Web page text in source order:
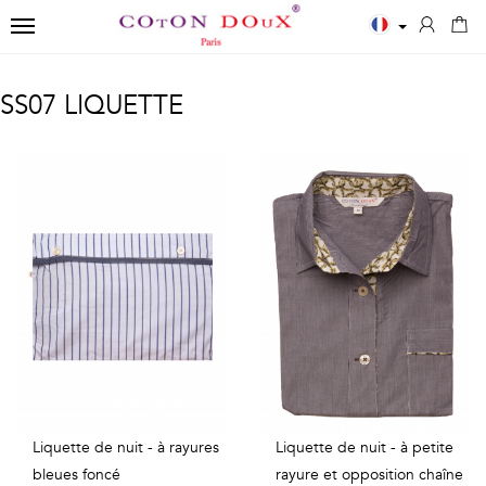
Fermer
TOGGLE NAVIGATION
Chemises
Chemises
Chemises
blanches
Chemises
Chemises
Chemisiers
Kids
T-
Polos
Polos
Imprimés
Unis
manches
Unis
Accessoires
NŒUDS
PAPILLON
CRAVATES
DE
SS07 LIQUETTE
Liquette de nuit - à rayures
bleues foncé
Liquette de nuit - à petite
rayure et opposition chaîne